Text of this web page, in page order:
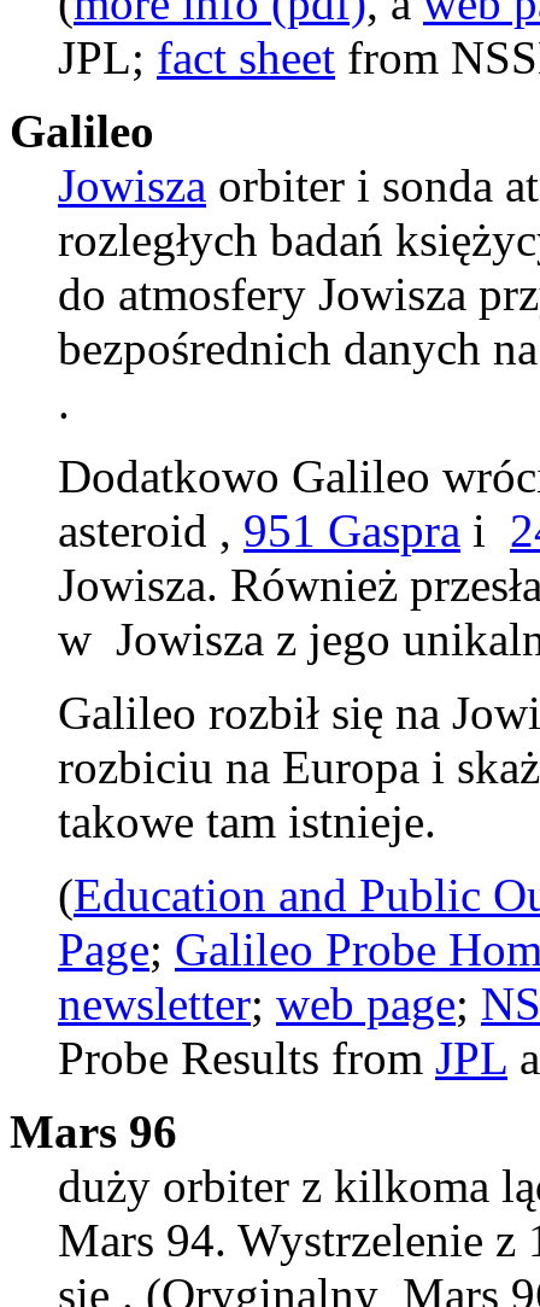
JPL; fact sheet from
Galileo
Jowisza orbiter i sonda
rozległych badań
do atmosfery Jowisza
bezpośrednich danych
.
Dodatkowo Galileo
asteroid , 951 Gaspra i
Jowisza. Również
w Jowisza z jego
Galileo rozbił się na
rozbiciu na Europa i
takowe tam istnieje.
(Education and Public
Page; Galileo Probe
newsletter; web page;
Probe Results from JPL
Mars 96
duży orbiter z kilkoma
Mars 94. Wystrzelenie z
się . (Oryginalny Mars